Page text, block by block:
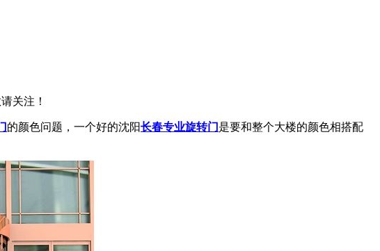
关注！
的颜色问题，一个好的沈阳长春专业旋转门 是要和整个大楼的颜色相搭配